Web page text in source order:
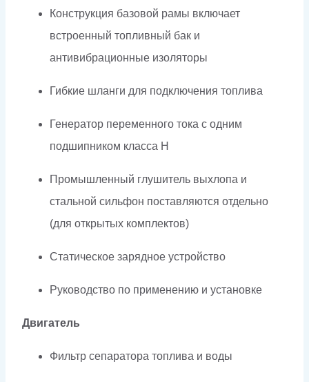
Конструкция базовой рамы включает
встроенный топливный бак и
антивибрационные изоляторы
Гибкие шланги для подключения топлива
Генератор переменного тока с одним
подшипником класса H
Промышленный глушитель выхлопа и
стальной сильфон поставляются отдельно
(для открытых комплектов)
Статическое зарядное устройство
Руководство по применению и установке
Двигатель
Фильтр сепаратора топлива и воды